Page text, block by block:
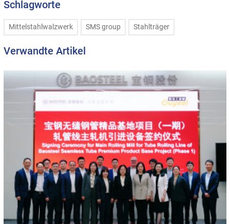
Schlagworte
Mittelstahlwalzwerk SMS group Stahlträger
Verwandte Artikel